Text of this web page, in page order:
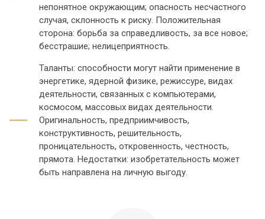
непонятное окружающим; опасность несчастного
случая, склонность к риску. Положительная
сторона: борьба за справедливость, за все новое;
бесстрашие; нелицеприятность.
Таланты: способности могут найти применение в
энергетике, ядерной физике, режиссуре, видах
деятельности, связанных с компьютерами,
космосом, массовых видах деятельности.
Оригинальность, предприимчивость,
конструктивность, решительность,
проницательность, откровенность, честность,
прямота. Недостатки: изобретательность может
быть направлена на личную выгоду.